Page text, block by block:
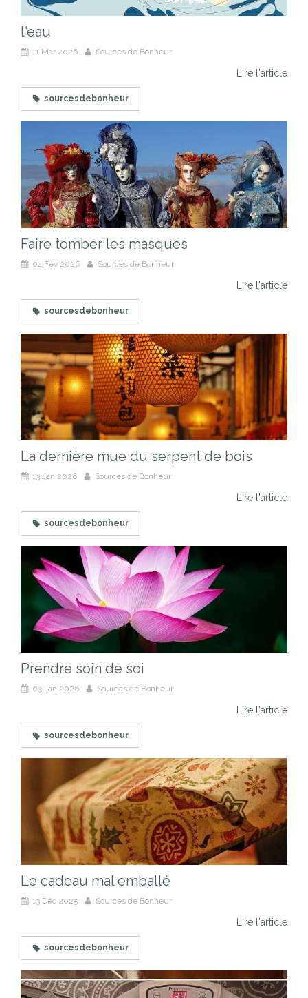
l'eau
11 Mar 2026 Sources de Bonheur
Lire l'article
sourcesdebonheur
Faire tomber les masques
04 Fév 2026 Sources de Bonheur
Lire l'article
sourcesdebonheur
La dernière mue du serpent de bois
13 Jan 2026 Sources de Bonheur
Lire l'article
sourcesdebonheur
Prendre soin de soi
03 Jan 2026 Sources de Bonheur
Lire l'article
sourcesdebonheur
Le cadeau mal emballé
13 Déc 2025 Sources de Bonheur
Lire l'article
sourcesdebonheur